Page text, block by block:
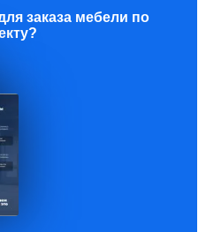
заказа мебели по